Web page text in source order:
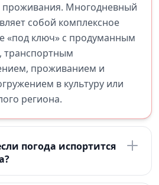
проживания. Многодневный
собой комплексное
«под ключ» с продуманным
проживанием и
в культуру или
региона.
погода испортится